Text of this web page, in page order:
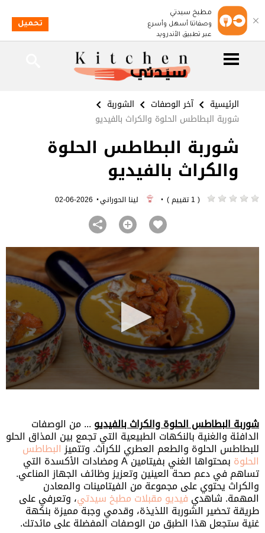
الرئيسية آخر الوصفات
الشوربة
شوربة البطاطس الحلوة والكراث بالفيديو
شوربة البطاطس الحلوة
والكراث بالفيديو
( 1 تقييم ) · لينا الحوراني·
2026-06-02
minute,
8
seconds
شوربة البطاطس الحلوة والكراث بالفيديو ... من الوصفات
الدافئة والغنية بالنكهات الطبيعية التي تجمع بين المذاق الحلو
للبطاطس الحلوة والطعم العطري للكراث. وتتميزالبطاطس
الحلوة بمحتواها الغني بفيتامين A ومضادات الأكسدة التي
تساهم في دعم صحة العينين وتعزيز وظائف الجهاز المناعي.
والكراث يحتوي على مجموعة من الفيتامينات والمعادن
المهمة. شاهدي فيديو مقبلات مطبخ سيدتي، وتعرفي على
طريقة تحضير الشوربة اللذيذة، وقدمي وجبة مميزة بنكهة
غنية ستجعل هذا الطبق من الوصفات المفضلة على مائدتك.
مطبخ سيدتي
وصفاتنا أسهل وأسرع
عبر تطبيق الأندرويد
تحميل